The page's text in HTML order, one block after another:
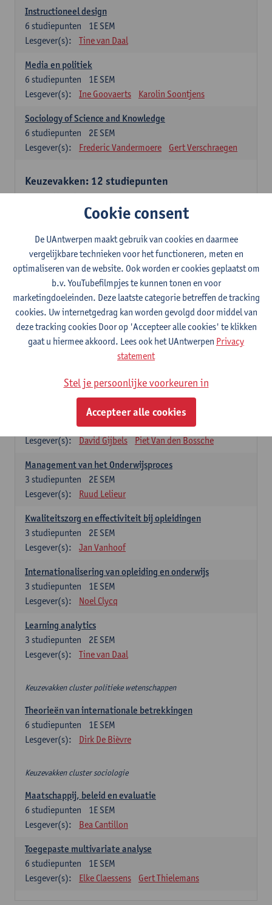
Instructioneel design
1E SEM
6 studiepunten
Lesgever(s):
Tine van Daal
Media en politiek
1E SEM
6 studiepunten
Lesgever(s):
Ine Goovaerts Karolin Soontjens
Sociology of Science and Knowledge
2E SEM
6 studiepunten
Lesgever(s):
Frederic Vandermoere Gert Verschraegen
Keuzevakken: 12 studiepunten
Keuzevakken cluster communicatiewetenschappen
Consumer Psychology
2E SEM
studiepunten
Lesgever(s):
Katrien Maldoy Konrad Rudnicki
Journalistiek en crossmedialiteit
1E SEM
studiepunten
Lesgever(s):
Steve Paulussen
Interne Communicatie
1E SEM
6studiepunten
Charlotte De Backer
Keuzevakken cluster opleidings- en onderwijswetenschappen
Leren op de werkplek
2E SEM
studiepunten
Lesgever(s):
David Gijbels Piet Van den Bossche
Management van het Onderwijsproces
2E SEM
3 studiepunten
Lesgever(s):
Ruud Lelieur
Kwaliteitszorg en effectiviteit bij opleidingen
2E SEM
3 studiepunten
Lesgever(s):
Jan Vanhoof
Internationalisering van opleiding en onderwijs
1E SEM
3 studiepunten
Lesgever(s):
Noel Clycq
Learning analytics
2E SEM
3 studiepunten
Lesgever(s):
Tine van Daal
Keuzevakken cluster politieke wetenschappen
Theorieën van internationale betrekkingen
1E SEM
6 studiepunten
Lesgever(s):
Dirk De Bièvre
Keuzevakken cluster sociologie
Maatschappij, beleid en evaluatie
1E SEM
6 studiepunten
Lesgever(s):
Bea Cantillon
Toegepaste multivariate analyse
1E SEM
6 studiepunten
Lesgever(s):
Elke Claessens Gert Thielemans
Cookie consent
De UAntwerpen maakt gebruik van cookies en daarmee
vergelijkbare technieken voor het functioneren, meten en
optimaliseren van de website. Ook worden er cookies geplaatst om
b.v. YouTubefilmpjes te kunnen tonen en voor
marketingdoeleinden. Deze laatste categorie betreffen de tracking
cookies. Uw internetgedrag kan worden gevolgd door middel van
deze tracking cookies Door op 'Accepteer alle cookies' te klikken
gaat u hiermee akkoord. Lees ook het UAntwerpen Privacy
statement
Stel je persoonlijke voorkeuren in
Accepteer alle cookies